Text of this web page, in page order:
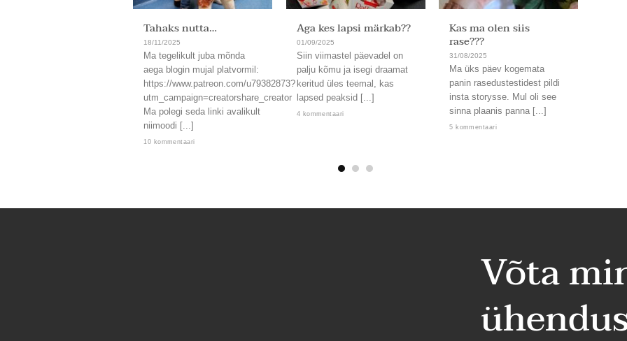
Tahaks nutta…
18/11/2025
Ma tegelikult juba mõnda
aega blogin mujal platvormil:
https://www.patreon.com/u79382873?
utm_campaign=creatorshare_creator
Ma polegi seda linki avalikult
niimoodi [...]
10 kommentaari
Aga kes lapsi märkab??
01/09/2025
Siin viimastel päevadel on
palju kõmu ja isegi draamat
keritud üles teemal, kas
lapsed peaksid [...]
4 kommentaari
Kas ma olen siis
rase???
31/08/2025
Ma üks päev kogemata
panin rasedustestidest pildi
insta storysse. Mul oli see
sinna plaanis panna [...]
5 kommentaari
Võta